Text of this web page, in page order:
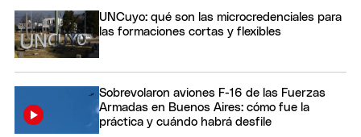
UNCuyo: qué son las microcredenciales para
las formaciones cortas y flexibles
Sobrevolaron aviones F-16 de las Fuerzas
Armadas en Buenos Aires: cómo fue la
práctica y cuándo habrá desfile